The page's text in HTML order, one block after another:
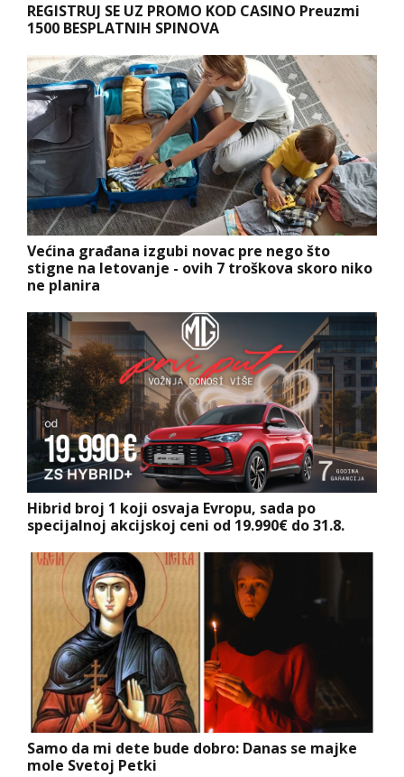
REGISTRUJ SE UZ PROMO KOD CASINO Preuzmi
1500 BESPLATNIH SPINOVA
Većina građana izgubi novac pre nego što
stigne na letovanje - ovih 7 troškova skoro niko
ne planira
Hibrid broj 1 koji osvaja Evropu, sada po
specijalnoj akcijskoj ceni od 19.990€ do 31.8.
Samo da mi dete bude dobro: Danas se majke
mole Svetoj Petki